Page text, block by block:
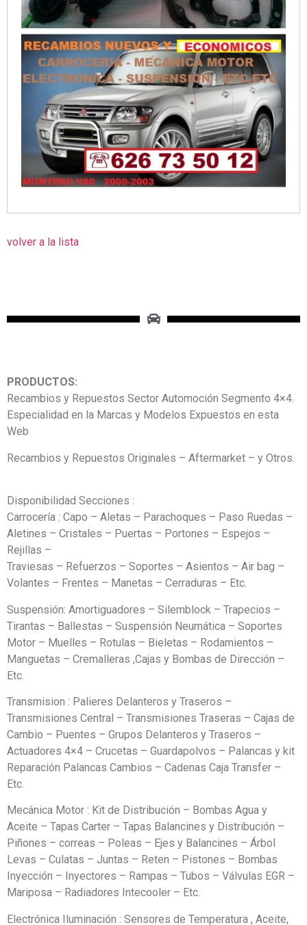
volver a la lista
PRODUCTOS:
Recambios y Repuestos Sector Automoción Segmento 4×4.
Especialidad en la Marcas y Modelos Expuestos en esta
Web
Recambios y Repuestos Originales – Aftermarket – y Otros.
Disponibilidad Secciones :
Carrocería : Capo – Aletas – Parachoques – Paso Ruedas –
Aletines – Cristales – Puertas – Portones – Espejos –
Rejillas –
Traviesas – Refuerzos – Soportes – Asientos – Air bag –
Volantes – Frentes – Manetas – Cerraduras – Etc.
Suspensión: Amortiguadores – Silemblock – Trapecios –
Tirantas – Ballestas – Suspensión Neumática – Soportes
Motor – Muelles – Rotulas – Bieletas – Rodamientos –
Manguetas – Cremalleras ,Cajas y Bombas de Dirección –
Etc.
Transmision : Palieres Delanteros y Traseros –
Transmisiones Central – Transmisiones Traseras – Cajas de
Cambio – Puentes – Grupos Delanteros y Traseros –
Actuadores 4×4 – Crucetas – Guardapolvos – Palancas y kit
Reparación Palancas Cambios – Cadenas Caja Transfer –
Etc.
Mecánica Motor : Kit de Distribución – Bombas Agua y
Aceite – Tapas Carter – Tapas Balancines y Distribución –
Piñones – correas – Poleas – Ejes y Balancines – Árbol
Levas – Culatas – Juntas – Reten – Pistones – Bombas
Inyección – Inyectores – Rampas – Tubos – Válvulas EGR –
Mariposa – Radiadores Intecooler – Etc.
Electrónica Iluminación : Sensores de Temperatura , Aceite,